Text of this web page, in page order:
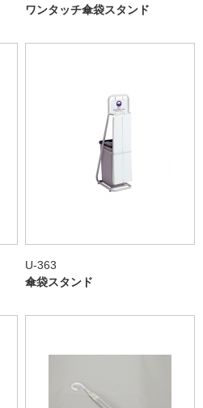
ワンタッチ傘袋スタンド
U-363
傘袋スタンド